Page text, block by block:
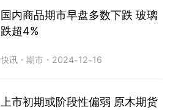
国内商品期市早盘多数下跌 玻璃
跌超4%
快讯 ・期市 ・ 2024-12-16
上市初期或阶段性偏弱 原木期货